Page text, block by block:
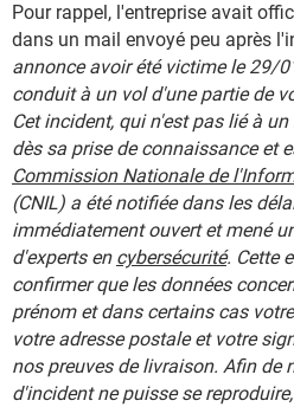
Pour rappel, l'entreprise avait
dans un mail envoyé peu après
annonce avoir été victime le 29/
conduit à un vol d'une partie de
Cet incident, qui n'est pas lié à
dès sa prise de connaissance et
Commission Nationale de
(CNIL) a été notifiée dans les
immédiatement ouvert et mené
d'experts en cybersécurité. Cette
confirmer que les données
prénom et dans certains cas
votre adresse postale et votre
nos preuves de livraison. Afin de
d'incident ne puisse se